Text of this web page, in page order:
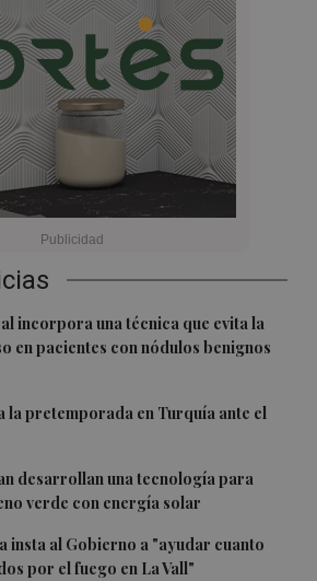
incorpora una técnica que evita la
en pacientes con nódulos benignos
la pretemporada en Turquía ante el
desarrollan una tecnología para
verde con energía solar
insta al Gobierno a "ayudar cuanto
por el fuego en La Vall"